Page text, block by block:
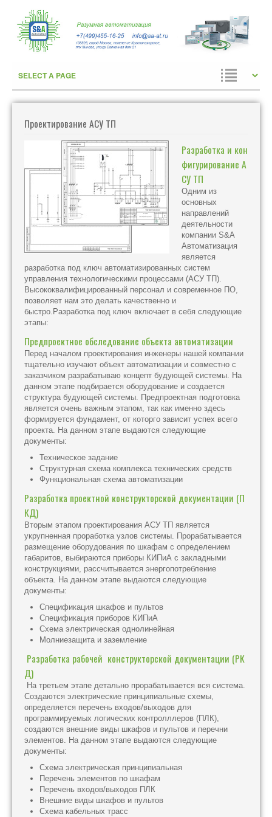
Проектирование АСУ ТП
Разработка и кон
фигурирование А
СУ ТП
Одним из
основных
направлений
деятельности
компании S&A
Автоматизация
является
разработка под ключ автоматизированных систем
управления технологическими процессами (АСУ ТП).
Высококвалифицированный персонал и современное ПО,
позволяет нам это делать качественно и
быстро.Разработка под ключ включает в себя следующие
этапы:
Предпроектное обследование объекта автоматизации
Перед началом проектирования инженеры нашей компании
тщательно изучают объект автоматизации и совместно с
заказчиком разрабатываю концепт будующей системы. На
данном этапе подбирается оборудование и создается
структура будующей системы. Предпроектная подготовка
является очень важным этапом, так как именно здесь
формируется фундамент, от которго зависит успех всего
проекта. На данном этапе выдаются следующие
документы:
Техническое задание
Структурная схема комплекса технических средств
Функциональная схема автоматизации
Разработка проектной конструкторской документации (П
КД)
Вторым этапом проектирования АСУ ТП является
укрупненная проработка узлов системы. Прорабатывается
размещение оборудования по шкафам с определением
габаритов, выбираются приборы КИПиА с закладными
конструкциями, рассчитывается энергопотребление
объекта. На данном этапе выдаются следующие
документы:
Спецификация шкафов и пультов
Спецификация приборов КИПиА
Схема электрическая однолинейная
Молниезащита и заземление
Разработка рабочей конструкторской документации (РК
Д)
На третьем этапе детально прорабатывается вся система.
Создаются электрические принципиальные схемы,
определяется перечень входов/выходов для
программируемых логических контролллеров (ПЛК),
создаются внешние виды шкафов и пультов и перечни
элементов. На данном этапе выдаются следующие
документы:
Схема электрическая принципиальная
Перечень элементов по шкафам
Перечень входов/выходов ПЛК
Внешние виды шкафов и пультов
Схема кабельных трасс